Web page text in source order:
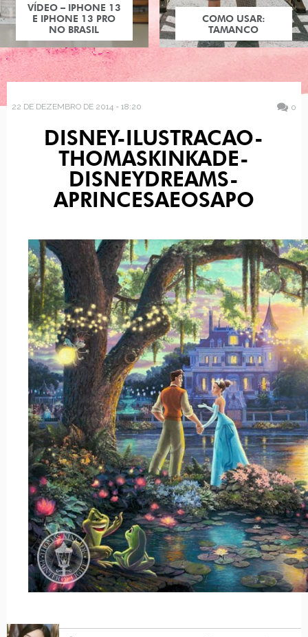
VÍDEO – IPHONE 13
E IPHONE 13 PRO
NO BRASIL
COMO USAR:
TAMANCO
22 DE DEZEMBRO DE 2014 - 18:20 0
DISNEY-ILUSTRACAO-
THOMASKINKADE-
DISNEYDREAMS-
APRINCESAEOSAPO